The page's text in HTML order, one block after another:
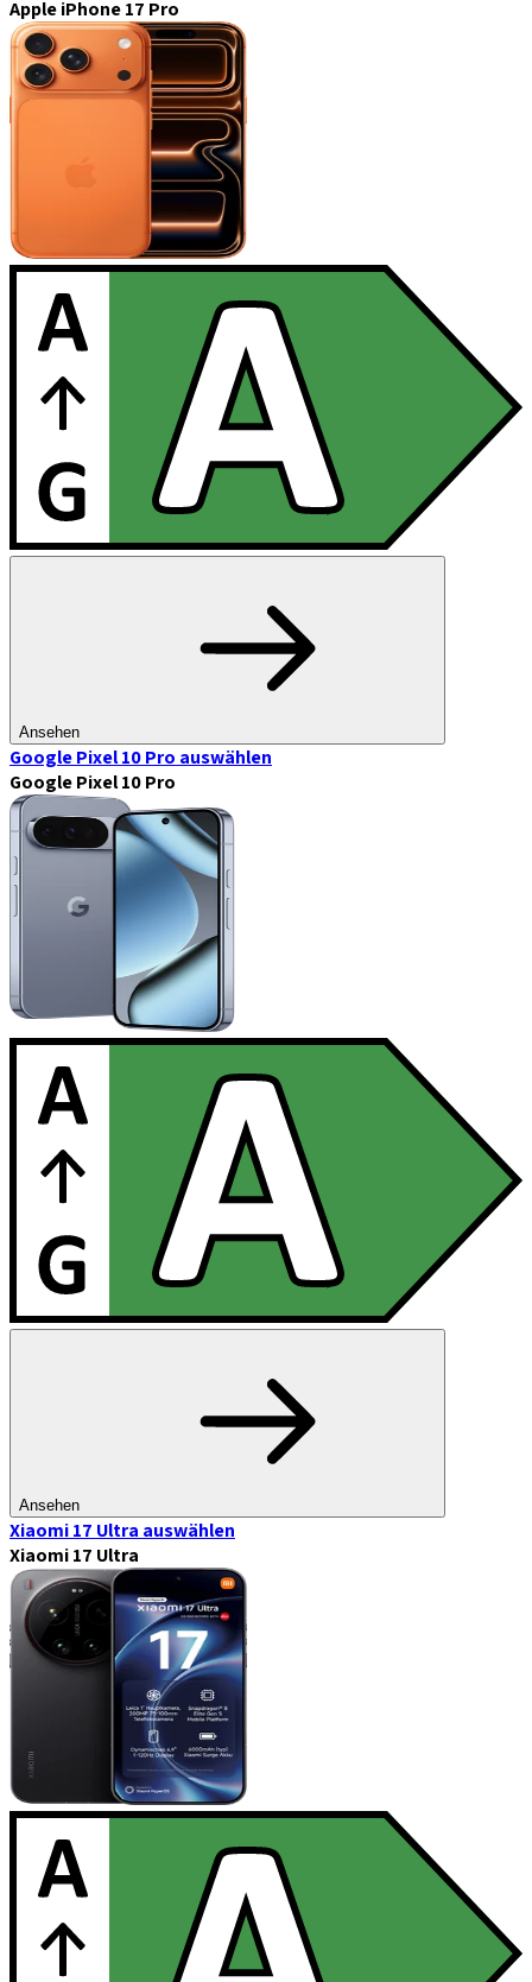
Apple iPhone 17 Pro
Ansehen
Google Pixel 10 Pro auswählen
Google Pixel 10 Pro
Ansehen
Xiaomi 17 Ultra auswählen
Xiaomi 17 Ultra